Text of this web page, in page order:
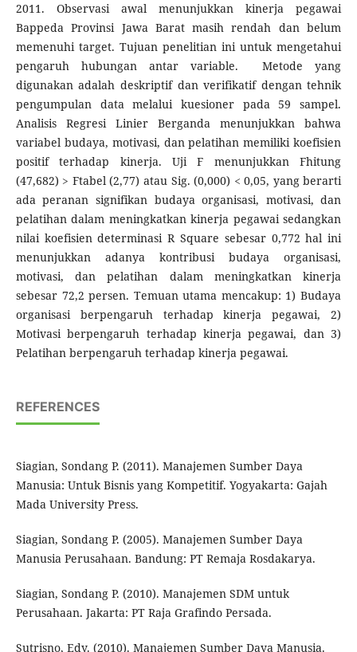
2011. Observasi awal menunjukkan kinerja pegawai
Bappeda Provinsi Jawa Barat masih rendah dan belum
memenuhi target. Tujuan penelitian ini untuk mengetahui
pengaruh hubungan antar variable. Metode yang
digunakan adalah deskriptif dan verifikatif dengan tehnik
pengumpulan data melalui kuesioner pada 59 sampel.
Analisis Regresi Linier Berganda menunjukkan bahwa
variabel budaya, motivasi, dan pelatihan memiliki koefisien
positif terhadap kinerja. Uji F menunjukkan Fhitung
(47,682) > Ftabel (2,77) atau Sig. (0,000) < 0,05, yang berarti
ada peranan signifikan budaya organisasi, motivasi, dan
pelatihan dalam meningkatkan kinerja pegawai sedangkan
nilai koefisien determinasi R Square sebesar 0,772 hal ini
menunjukkan adanya kontribusi budaya organisasi,
motivasi, dan pelatihan dalam meningkatkan kinerja
sebesar 72,2 persen. Temuan utama mencakup: 1) Budaya
organisasi berpengaruh terhadap kinerja pegawai, 2)
Motivasi berpengaruh terhadap kinerja pegawai, dan 3)
Pelatihan berpengaruh terhadap kinerja pegawai.
REFERENCES
Siagian, Sondang P. (2011). Manajemen Sumber Daya
Manusia: Untuk Bisnis yang Kompetitif. Yogyakarta: Gajah
Mada University Press.
Siagian, Sondang P. (2005). Manajemen Sumber Daya
Manusia Perusahaan. Bandung: PT Remaja Rosdakarya.
Siagian, Sondang P. (2010). Manajemen SDM untuk
Perusahaan. Jakarta: PT Raja Grafindo Persada.
Sutrisno, Edy. (2010). Manajemen Sumber Daya Manusia.